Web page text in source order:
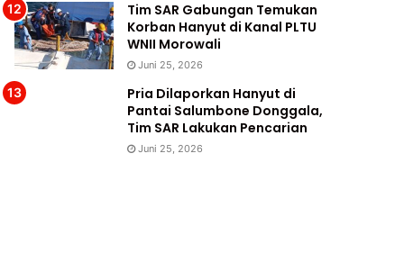
Tim SAR Gabungan Temukan
Korban Hanyut di Kanal PLTU
WNII Morowali
Juni 25, 2026
Pria Dilaporkan Hanyut di
Pantai Salumbone Donggala,
Tim SAR Lakukan Pencarian
Juni 25, 2026